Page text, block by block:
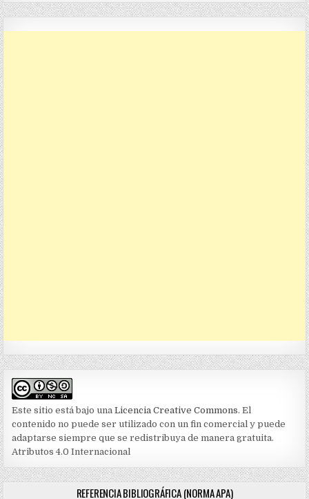
Este sitio está bajo unaLicencia Creative Commons. El
contenido no puede ser utilizado con un fin comercial y puede
adaptarse siempre que se redistribuya de manera gratuita.
Atributos 4.0 Internacional
REFERENCIA BIBLIOGRÁFICA (NORMA APA)